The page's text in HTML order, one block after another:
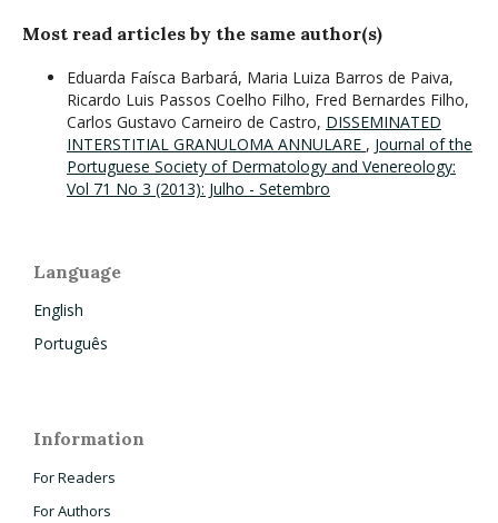
Most read articles by the same author(s)
Eduarda Faísca Barbará, Maria Luiza Barros de Paiva,
Ricardo Luis Passos Coelho Filho, Fred Bernardes Filho,
Carlos Gustavo Carneiro de Castro, DISSEMINATED
INTERSTITIAL GRANULOMA ANNULARE , Journal of the
Portuguese Society of Dermatology and Venereology:
Vol 71 No 3 (2013): Julho - Setembro
Language
English
Português
Information
For Readers
For Authors